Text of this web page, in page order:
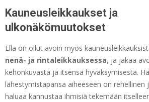
Kauneusleikkaukset ja
ulkonäkömuutokset
Ella on ollut avoin myös
nenä- ja rintaleikkauksessa, ja jakaa
kehonkuvasta ja itsensä hyväksymisestä.
lähestymistapansa aiheeseen on rehellinen
haluaa kannustaa ihmisiä tekemään